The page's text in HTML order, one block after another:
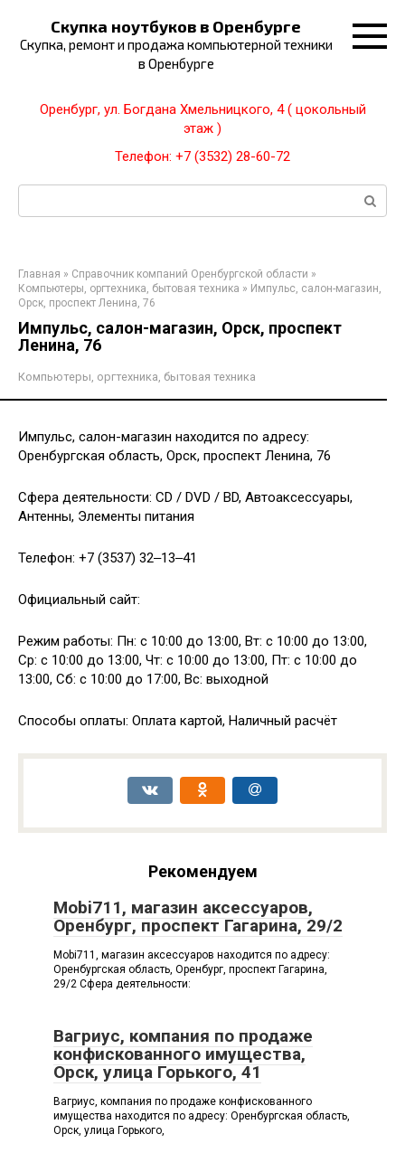
контенту
Скупка ноутбуков в Оренбурге
Скупка, ремонт и продажа компьютерной техники
в Оренбурге
Оренбург, ул. Богдана Хмельницкого, 4 ( цокольный
этаж )
Телефон: +7 (3532) 28-60-72
Поиск:
Главная » Справочник компаний Оренбургской области »
Компьютеры, оргтехника, бытовая техника » Импульс, салон-магазин,
Орск, проспект Ленина, 76
Импульс, салон-магазин, Орск, проспект
Ленина, 76
Компьютеры, оргтехника, бытовая техника
Импульс, салон-магазин находится по адресу:
Оренбургская область, Орск, проспект Ленина, 76
Сфера деятельности: CD / DVD / BD, Автоаксессуары,
Антенны, Элементы питания
Телефон: +7 (3537) 32‒13‒41
Официальный сайт:
Режим работы: Пн: с 10:00 до 13:00, Вт: с 10:00 до 13:00,
Ср: с 10:00 до 13:00, Чт: с 10:00 до 13:00, Пт: с 10:00 до
13:00, Сб: с 10:00 до 17:00, Вс: выходной
Способы оплаты: Оплата картой, Наличный расчёт
Рекомендуем
Mobi711, магазин аксессуаров,
Оренбург, проспект Гагарина, 29/2
Mobi711, магазин аксессуаров находится по адресу:
Оренбургская область, Оренбург, проспект Гагарина,
29/2 Сфера деятельности:
Вагриус, компания по продаже
конфискованного имущества,
Орск, улица Горького, 41
Вагриус, компания по продаже конфискованного
имущества находится по адресу: Оренбургская область,
Орск, улица Горького,